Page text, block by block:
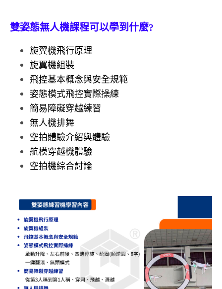
雙姿態無人機課程可以學到什麼?
旋翼機飛行原理
旋翼機組裝
飛控基本概念與安全規範
姿態模式飛控實際操練
簡易障礙穿越練習
無人機排舞
空拍體驗介紹與體驗
航模穿越機體驗
空拍機綜合討論